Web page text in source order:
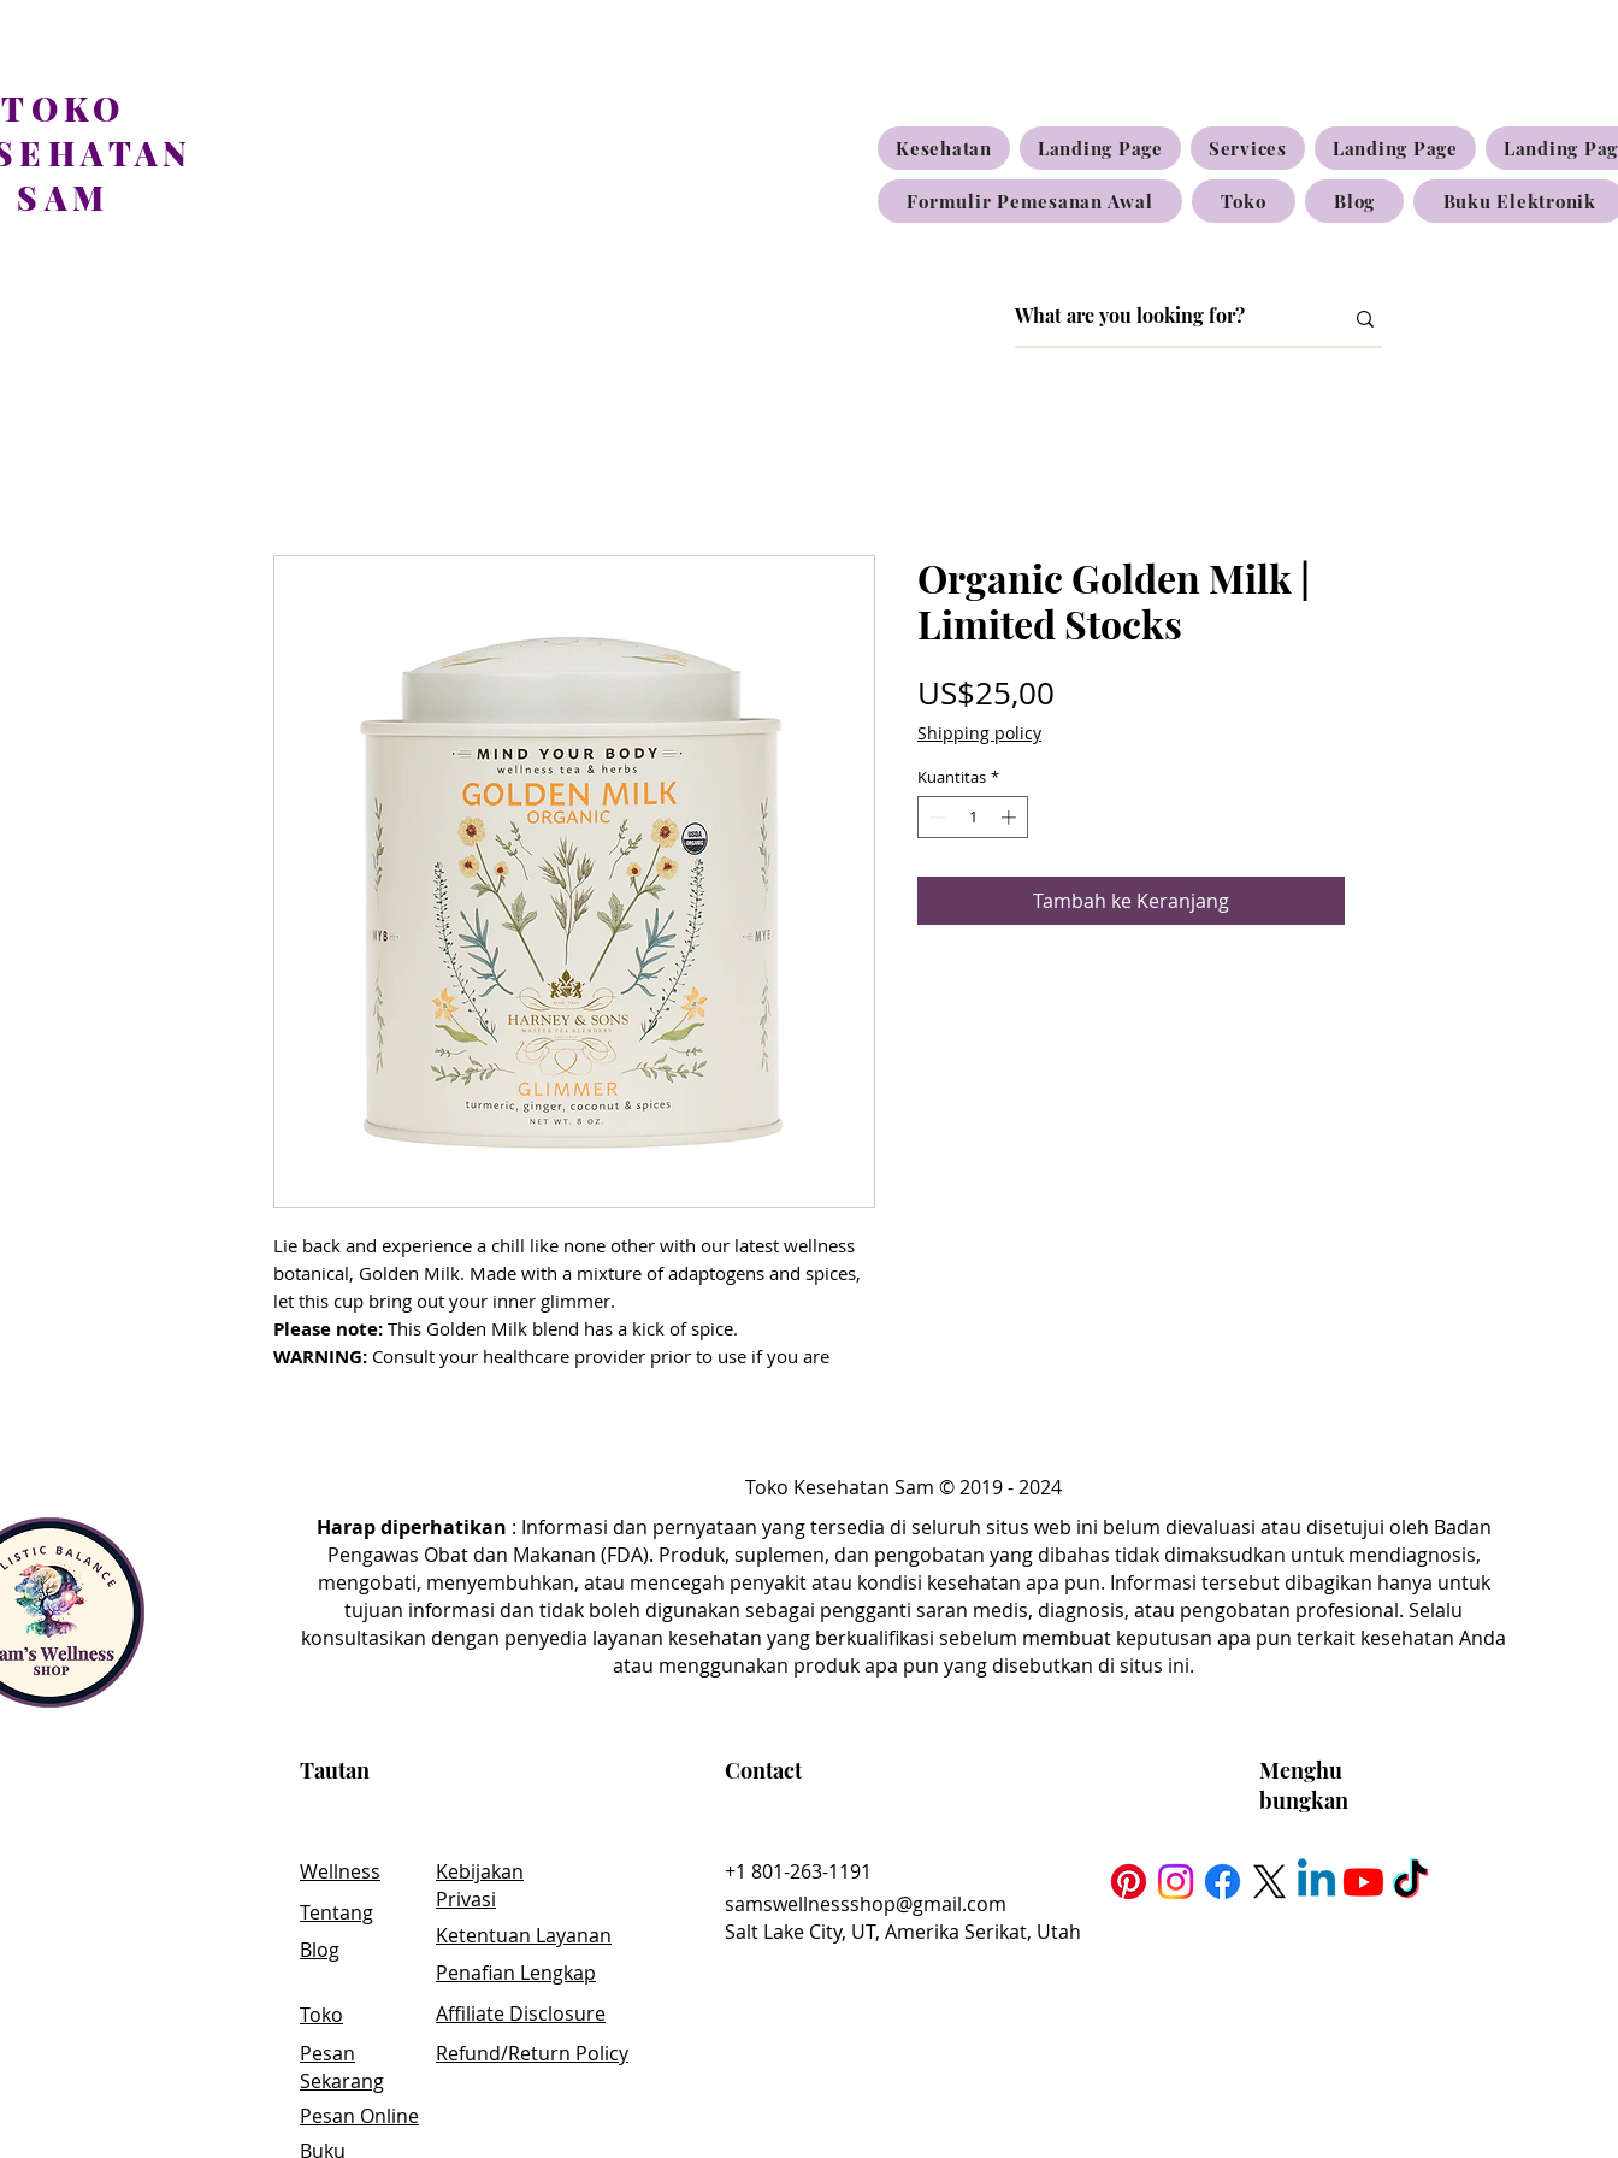
TOKO
SAM
Kesehatan Landing Page Services Landing Page Landing
Formulir Pemesanan Awal Toko Blog Buku Elektronik
Lie back and experience a chill like none other with our latest wellness
botanical, Golden Milk. Made with a mixture of adaptogens and spices,
let this cup bring out your inner glimmer.
Please note: This Golden Milk blend has a kick of spice.
WARNING: Consult your healthcare provider prior to use if you are
Organic Golden Milk |
Limited Stocks
US$25,00
Shipping policy
Kuantitas *
Tambah ke Keranjang
Toko Kesehatan Sam © 2019 - 2024
Harap diperhatikan : Informasi dan pernyataan yang tersedia di seluruh situs web ini belum dievaluasi atau disetujui oleh Badan
Pengawas Obat dan Makanan (FDA). Produk, suplemen, dan pengobatan yang dibahas tidak dimaksudkan untuk mendiagnosis,
mengobati, menyembuhkan, atau mencegah penyakit atau kondisi kesehatan apa pun. Informasi tersebut dibagikan hanya untuk
tujuan informasi dan tidak boleh digunakan sebagai pengganti saran medis, diagnosis, atau pengobatan profesional. Selalu
konsultasikan dengan penyedia layanan kesehatan yang berkualifikasi sebelum membuat keputusan apa pun terkait kesehatan Anda
atau menggunakan produk apa pun yang disebutkan di situs ini.
Tautan
Wellness
Tentang
Blog
Toko
Pesan
Sekarang
Kebijakan
Privasi
Ketentuan Layanan
Penafian Lengkap
Affiliate Disclosure
Refund/Return Policy
Contact
Menghu
bungkan
+1 801-263-1191
samswellnessshop@gmail.com
Salt Lake City, UT, Amerika Serikat, Utah
Pesan Online
Buku